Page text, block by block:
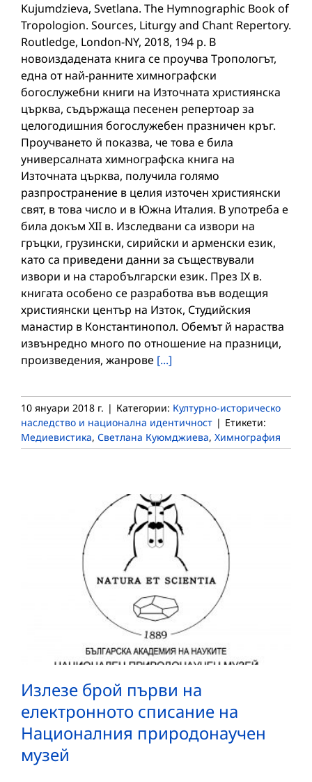
Kujumdzieva, Svetlana. The Hymnographic Book of
Tropologion. Sources, Liturgy and Chant Repertory.
Routledge, London-NY, 2018, 194 р. В
новоиздадената книга се проучва Тропологът,
една от най-ранните химнографски
богослужебни книги на Източната християнска
църква, съдържаща песенен репертоар за
целогодишния богослужебен празничен кръг.
Проучването й показва, че това е била
универсалната химнографска книга на
Източната църква, получила голямо
разпространение в целия източен християнски
свят, в това число и в Южна Италия. В употреба е
била докъм XII в. Изследвани са извори на
гръцки, грузински, сирийски и арменски език,
като са приведени данни за съществували
извори и на старобългарски език. През IX в.
книгата особено се разработва във водещия
християнски център на Изток, Студийския
манастир в Константинопол. Обемът й нараства
извънредно много по отношение на празници,
произведения, жанрове [...]
10 януари 2018 г. | Категории: Културно-историческо
наследство и национална идентичност | Етикети:
Медиевистика, Светлана Куюмджиева, Химнография
Излезе брой първи на
електронното списание на
Националния природонаучен
музей